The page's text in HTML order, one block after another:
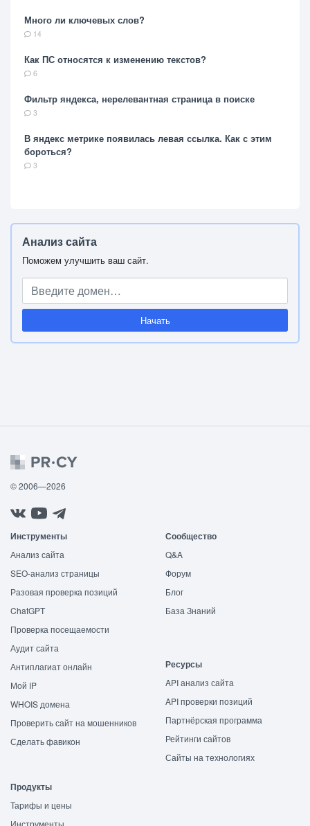
Много ли ключевых слов?
14
Как ПС относятся к изменению текстов?
6
Фильтр яндекса, нерелевантная страница в поиске
3
В яндекс метрике появилась левая ссылка. Как с этим
бороться?
3
Анализ сайта
Поможем улучшить ваш сайт.
Начать
© 2006—2026
Инструменты
Анализ сайта
SEO-анализ страницы
Разовая проверка позиций
ChatGPT
Проверка посещаемости
Аудит сайта
Антиплагиат онлайн
Мой IP
WHOIS домена
Проверить сайт на мошенников
Сделать фавикон
Сообщество
Q&A
Форум
Блог
База Знаний
Ресурсы
API анализ сайта
API проверки позиций
Партнёрская программа
Рейтинги сайтов
Сайты на технологиях
Продукты
Тарифы и цены